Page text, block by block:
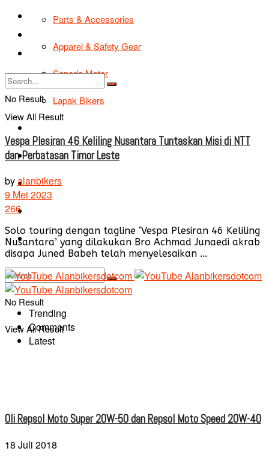
Parts & Accessories
Apparel & Safety Gear
Sepeda Motor
Lapak Bikers
Road Safety
TIPS & TRIK
Tentang Kami
No Result
View All Result
TIPS & TRIK
Tentang Kami
No Result
View All Result
Vespa Plesiran 46 Keliling Nusantara Tuntaskan Misi di NTT
dan Perbatasan Timor Leste
byalanbikers
9 Mei 2023
266
Solo touring dengan tagline ‘Vespa Plesiran 46 Keliling
Nusantara’ yang dilakukan Bro Achmad Junaedi akrab
disapa Juned Babeh telah menyelesaikan ...
Trending
Comments
Latest
Oli Repsol Moto Super 20W-50 dan Repsol Moto Speed 20W-40
18 Juli 2018